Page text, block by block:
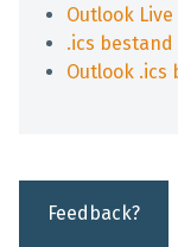
Outlook Live
.ics
Outlook .ics
Feedback?